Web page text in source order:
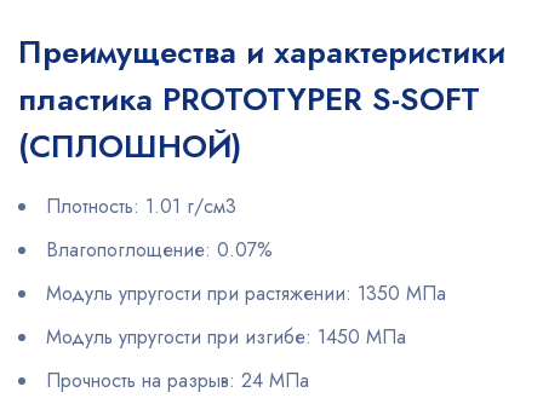
Преимущества и характеристики
пластика PROTOTYPER S-SOFT
(СПЛОШНОЙ)
Плотность: 1.01 г/см3
Влагопоглощение: 0.07%
Модуль упругости при растяжении: 1350 МПа
Модуль упругости при изгибе: 1450 МПа
Прочность на разрыв: 24 МПа